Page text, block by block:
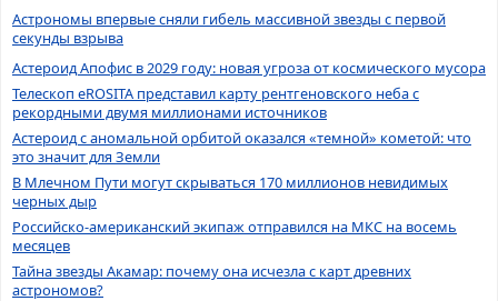
Астрономы впервые сняли гибель массивной звезды с первой
секунды взрыва
Астероид Апофис в 2029 году: новая угроза от космического мусора
Телескоп eROSITA представил карту рентгеновского неба с
рекордными двумя миллионами источников
Астероид с аномальной орбитой оказался «темной» кометой: что
это значит для Земли
В Млечном Пути могут скрываться 170 миллионов невидимых
черных дыр
Российско-американский экипаж отправился на МКС на восемь
месяцев
Тайна звезды Акамар: почему она исчезла с карт древних
астрономов?